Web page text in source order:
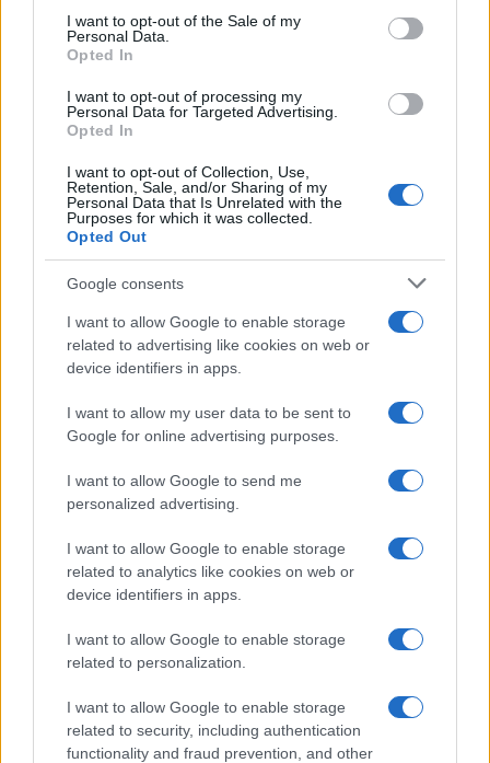
consent section.
I want to opt-out of the Sale of my
Personal Data.
Opted In
I want to opt-out of processing my
Personal Data for Targeted Advertising.
Opted In
I want to opt-out of Collection, Use,
Retention, Sale, and/or Sharing of my
Personal Data that Is Unrelated with the
Purposes for which it was collected.
Opted Out
Google consents
I want to allow Google to enable storage
related to advertising like cookies on web or
device identifiers in apps.
I want to allow my user data to be sent to
Google for online advertising purposes.
I want to allow Google to send me
personalized advertising.
I want to allow Google to enable storage
related to analytics like cookies on web or
device identifiers in apps.
I want to allow Google to enable storage
related to personalization.
I want to allow Google to enable storage
related to security, including authentication
functionality and fraud prevention, and other
επενδύει σε ένα από τα πλέον
διαδεδομένα ατρακτίδια στοχοποίησης
ΣΑΝ ΣΗΜΕΡΑ – 6 Αυγούστου 1777:
Μάχη του Oriskany, μια ήττα με
ινδιάνικο εμφύλιο
“Τυφλό” το ιρλανδικό κυβερνητικό
αεροσκάφος ή μια ακόμη ρήξη με το
Ισραήλ;
Μόναχο: Ισόβια στον 25χρονο Αφγανό
για τη φονική επίθεση σε διαδήλωση